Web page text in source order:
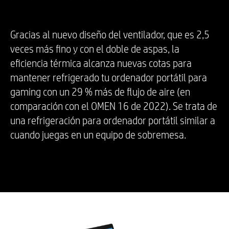
El voltaje máximo varía en función del
hardware, el software, la configuración general
del sistema, los ajustes y la carga de trabajo.
Memoria
RAM DDR5-5600 MHz 32 GB (2 x 16 GB)
Gracias al nuevo diseño del ventilador, que es 2,5
veces más fino y con el doble de aspas, la
eficiencia térmica alcanza nuevas cotas para
mantener refrigerado tu ordenador portátil para
gaming con un 29 % más de flujo de aire (en
comparación con el OMEN 16 de 2022). Se trata de
una refrigeración para ordenador portátil similar a
cuando juegas en un equipo de sobremesa.